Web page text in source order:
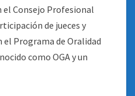
el Consejo Profesional
de jueces y
el Programa de Oralidad
como OGA y un